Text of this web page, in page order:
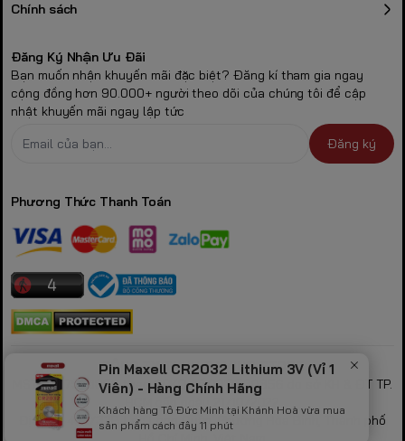
Chính sách
Đăng Ký Nhận Ưu Đãi
Bạn muốn nhận khuyến mãi đặc biệt? Đăng kí tham gia ngay
cộng đồng hơn 90.000+ người theo dõi của chúng tôi để cập
nhật khuyến mãi ngay lập tức
Đăng ký
Phương Thức Thanh Toán
CÔNG TY TNHH GAMING STORE
MST: 0317530856 theo GPKD số 0317530856 do sở KH & ĐT TP.
HCM cấp ngày 21/10/2022
Địa chỉ: 423/32B Lạc Long Quân, Phường Hòa Bình, Thành phố
Pin Maxell CR2032 Lithium 3V (Vỉ 1
Viên) - Hàng Chính Hãng
Khách hàng Tô Ðức Minh tại Khánh Hoà vừa mua
sản phẩm cách đây 11 phút